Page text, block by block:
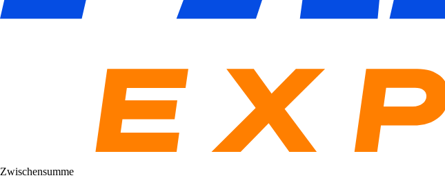
Zwischensumme